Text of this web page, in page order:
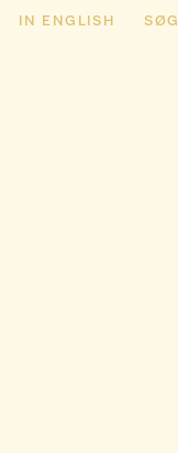
IN ENGLISH SØG